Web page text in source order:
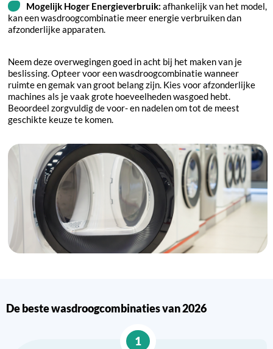
Mogelijk Hoger Energieverbruik: afhankelijk van het model,
kan een wasdroogcombinatie meer energie verbruiken dan
afzonderlijke apparaten.
Neem deze overwegingen goed in acht bij het maken van je
beslissing. Opteer voor een wasdroogcombinatie wanneer
ruimte en gemak van groot belang zijn. Kies voor afzonderlijke
machines als je vaak grote hoeveelheden wasgoed hebt.
Beoordeel zorgvuldig de voor- en nadelen om tot de meest
geschikte keuze te komen.
De beste wasdroogcombinaties van 2026
1